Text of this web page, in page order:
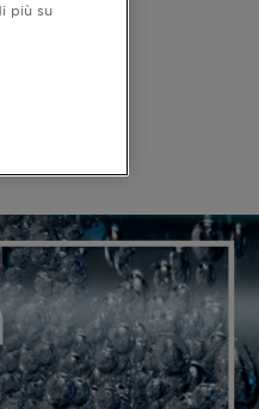
più su